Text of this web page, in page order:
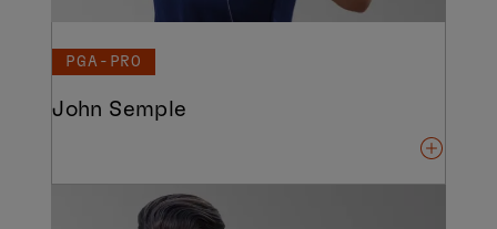
PGA-PRO
John Semple